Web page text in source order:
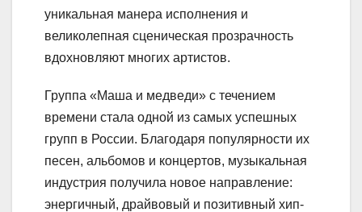
уникальная манера исполнения и
великолепная сценическая прозрачность
вдохновляют многих артистов.
Группа «Маша и медведи» с течением
времени стала одной из самых успешных
групп в России. Благодаря популярности их
песен, альбомов и концертов, музыкальная
индустрия получила новое направление:
энергичный, драйвовый и позитивный хип-